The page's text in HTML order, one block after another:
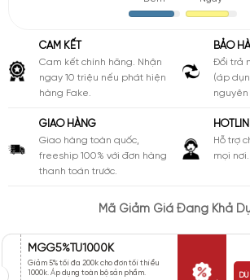
CAM KẾT
Cam kết chính hãng. Nhận
ngay 10 triệu nếu phát hiện
hàng Fake.
BẢO
Đổi trả
(áp
nguyên
GIAO HÀNG
Giao hàng toàn quốc,
freeship 100% với đơn hàng
thanh toán trước.
Hỗ trợ
mọi nơi.
Mã Giảm Giá Đang Khả
MGG5%TU1000K
Giảm 5% tối đa 200k cho đơn tối thiểu
1000k. Áp dụng toàn bộ sản phẩm.